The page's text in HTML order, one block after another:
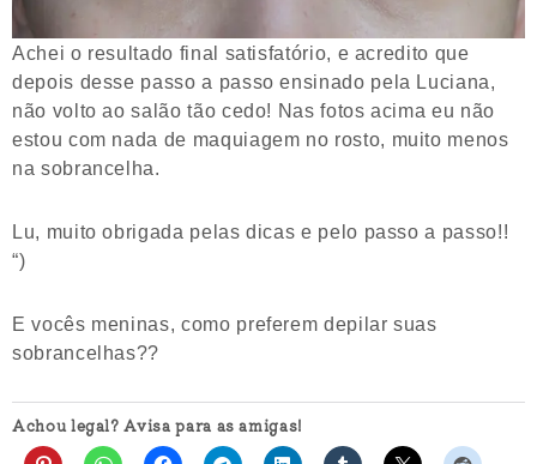
Achei o resultado final satisfatório, e acredito que
depois desse passo a passo ensinado pela Luciana,
não volto ao salão tão cedo! Nas fotos acima eu não
estou com nada de maquiagem no rosto, muito menos
na sobrancelha.
Lu, muito obrigada pelas dicas e pelo passo a passo!!
“)
E vocês meninas, como preferem depilar suas
sobrancelhas??
Achou legal? Avisa para as amigas!